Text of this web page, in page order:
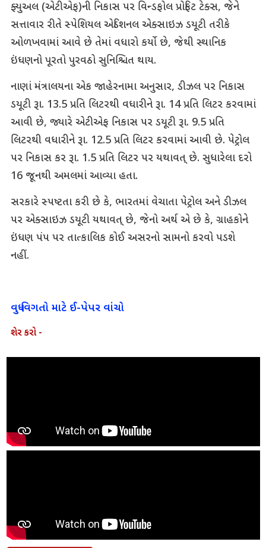
ફ્યુઅલ (એટીએફ)ની નિકાસ પર વિન્ડફોલ પ્રોફિટ ટેક્સ, જેને
સત્તાવાર રીતે સ્પેશિયલ એડિશનલ એક્સાઇઝ ડયૂટી તરીકે
ઓળખવામાં આવે છે તેમાં વધારો કર્યો છે, જેથી સ્થાનિક
ઇંધણનો પૂરતો પુરવઠો સુનિશ્ચિત થાય.
નાણાં મંત્રાલયના એક જાહેરનામા અનુસાર, ડીઝલ પર નિકાસ
ડયૂટી રૂા. 13.5 પ્રતિ લિટરથી વધારીને રૂા. 14 પ્રતિ લિટર કરવામાં
આવી છે, જ્યારે એટીએફ નિકાસ પર ડયૂટી રૂા. 9.5 પ્રતિ
લિટરથી વધારીને રૂા. 12.5 પ્રતિ લિટર કરવામાં આવી છે. પેટ્રોલ
પર નિકાસ કર રૂા. 1.5 પ્રતિ લિટર પર યથાવત્ છે. સુધારેલા દરો
16 જૂનથી અમલમાં આવ્યા હતા.
સરકારે સ્પષ્ટતા કરી છે કે, ભારતમાં વેચાતા પેટ્રોલ અને ડીઝલ
પર એક્સાઇઝ ડયૂટી યથાવત્ છે, જેનો અર્થ એ છે કે, ગ્રાહકોને
ઇંધણ પંપ પર તાત્કાલિક કોઈ અસરનો સામનો કરવો પડશે
નહીં.
વધુ વિગતો માટે ઈ-પેપર વાંચો
શેર કરો -